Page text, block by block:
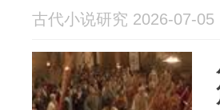
古代小说研究 2026-07-05